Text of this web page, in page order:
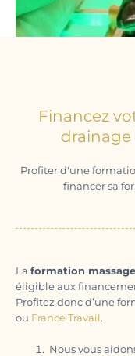
Financez
Profiter d'une
financer sa
La formation
éligible aux
Profitez donc d’une
ou France Travail.
Nous vous